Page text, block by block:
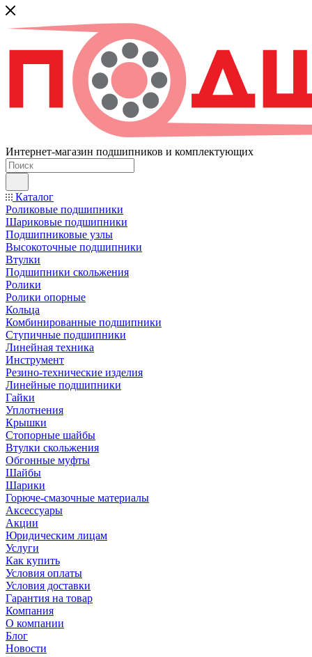
Интернет-магазин подшипников и комплектующих
Каталог
Роликовые подшипники
Шариковые подшипники
Подшипниковые узлы
Высокоточные подшипники
Втулки
Подшипники скольжения
Ролики
Ролики опорные
Кольца
Комбинированные подшипники
Ступичные подшипники
Линейная техника
Инструмент
Резино-технические изделия
Линейные подшипники
Гайки
Уплотнения
Крышки
Стопорные шайбы
Втулки скольжения
Обгонные муфты
Шайбы
Шарики
Горюче-смазочные материалы
Аксессуары
Акции
Юридическим лицам
Услуги
Как купить
Условия оплаты
Условия доставки
Гарантия на товар
Компания
О компании
Блог
Новости